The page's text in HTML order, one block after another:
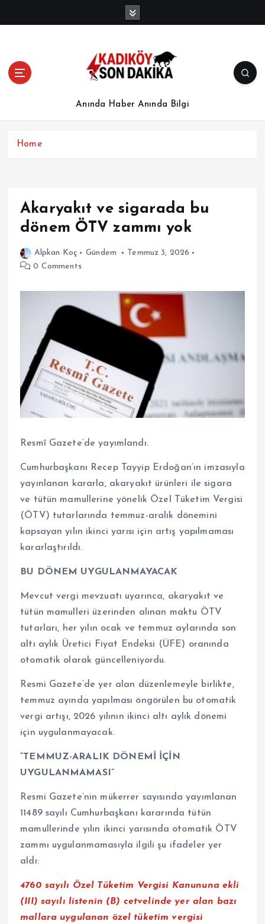
Anında Haber Anında Bilgi
Home
Akaryakıt ve sigarada bu
dönem ÖTV zammı yok
Alpkan Koç Gündem
Temmuz 3, 2026
0 Comments
Resmî Gazete’de yayımlandı.
Cumhurbaşkanı Recep Tayyip Erdoğan’ın imzasıyla
yayınlanan kararla, akaryakıt ürünleri ile sigara
ve tütün mamullerine yönelik Özel Tüketim Vergisi
(ÖTV) tutarlarında temmuz-aralık dönemini
kapsayan yılın ikinci yarısı için artış yapılmaması
kararlaştırıldı.
BU DÖNEM UYGULANMAYACAK
Mevcut vergi mevzuatı uyarınca, akaryakıt ve
tütün mamulleri üzerinden alınan maktu ÖTV
tutarları, her yılın ocak ve temmuz aylarında son
altı aylık Üretici Fiyat Endeksi (ÜFE) oranında
otomatik olarak güncelleniyordu.
Resmi Gazete’de yer alan düzenlemeyle birlikte,
temmuz ayında yapılması öngörülen bu otomatik
vergi artışı, 2026 yılının ikinci altı aylık dönemi
için uygulanmayacak.
“TEMMUZ-ARALIK DÖNEMİ İÇİN
UYGULANMAMASI”
Resmi Gazete’nin mükerrer sayısında yayımlanan
11489 sayılı Cumhurbaşkanı kararında tütün
mamullerinde yılın ikinci yarısında otomatik ÖTV
zammı uygulanmamasıyla ilgili şu ifadeler yer
aldı:
4760 sayılı Özel Tüketim Vergisi Kanununa ekli
(III) sayılı listenin (B) cetvelinde yer alan bazı
mallara uygulanan özel tüketim vergisi